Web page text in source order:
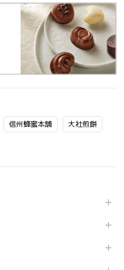
信州蜂蜜本舗 大社煎餅